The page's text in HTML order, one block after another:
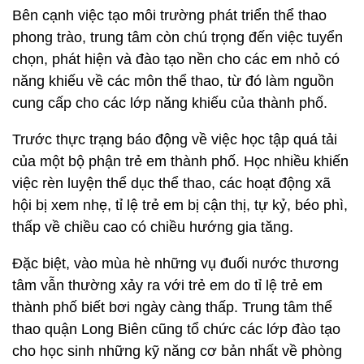
Bên cạnh việc tạo môi trường phát triển thể thao
phong trào, trung tâm còn chú trọng đến việc tuyển
chọn, phát hiện và đào tạo nền cho các em nhỏ có
năng khiếu về các môn thể thao, từ đó làm nguồn
cung cấp cho các lớp năng khiếu của thành phố.
Trước thực trạng báo động về việc học tập quá tải
của một bộ phận trẻ em thành phố. Học nhiều khiến
việc rèn luyện thể dục thể thao, các hoạt động xã
hội bị xem nhẹ, tỉ lệ trẻ em bị cận thị, tự kỷ, béo phì,
thấp về chiều cao có chiều hướng gia tăng.
Đặc biệt, vào mùa hè những vụ đuối nước thương
tâm vẫn thường xảy ra với trẻ em do tỉ lệ trẻ em
thành phố biết bơi ngày càng thấp. Trung tâm thể
thao quận Long Biên cũng tổ chức các lớp đào tạo
cho học sinh những kỹ năng cơ bản nhất về phòng